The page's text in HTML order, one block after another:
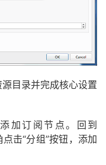
目录并完成核心设置
加订阅节点。回到
击“分组”按钮，添加